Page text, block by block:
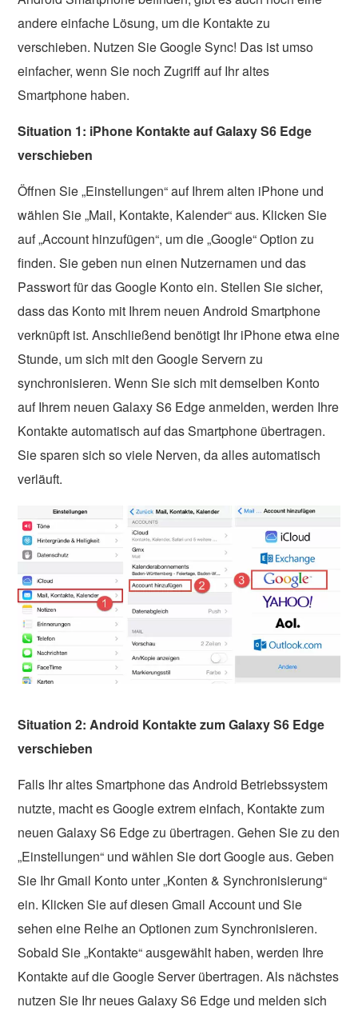
andere einfache Lösung, um die Kontakte zu
verschieben. Nutzen Sie Google Sync! Das ist umso
einfacher, wenn Sie noch Zugriff auf Ihr altes
Smartphone haben.
Situation 1: iPhone Kontakte auf Galaxy S6 Edge
verschieben
Öffnen Sie „Einstellungen“ auf Ihrem alten iPhone und
wählen Sie „Mail, Kontakte, Kalender“ aus. Klicken Sie
auf „Account hinzufügen“, um die „Google“ Option zu
finden. Sie geben nun einen Nutzernamen und das
Passwort für das Google Konto ein. Stellen Sie sicher,
dass das Konto mit Ihrem neuen Android Smartphone
verknüpft ist. Anschließend benötigt Ihr iPhone etwa eine
Stunde, um sich mit den Google Servern zu
synchronisieren. Wenn Sie sich mit demselben Konto
auf Ihrem neuen Galaxy S6 Edge anmelden, werden Ihre
Kontakte automatisch auf das Smartphone übertragen.
Sie sparen sich so viele Nerven, da alles automatisch
verläuft.
Situation 2: Android Kontakte zum Galaxy S6 Edge
verschieben
Falls Ihr altes Smartphone das Android Betriebssystem
nutzte, macht es Google extrem einfach, Kontakte zum
neuen Galaxy S6 Edge zu übertragen. Gehen Sie zu den
„Einstellungen“ und wählen Sie dort Google aus. Geben
Sie Ihr Gmail Konto unter „Konten & Synchronisierung“
ein. Klicken Sie auf diesen Gmail Account und Sie
sehen eine Reihe an Optionen zum Synchronisieren.
Sobald Sie „Kontakte“ ausgewählt haben, werden Ihre
Kontakte auf die Google Server übertragen. Als nächstes
nutzen Sie Ihr neues Galaxy S6 Edge und melden sich